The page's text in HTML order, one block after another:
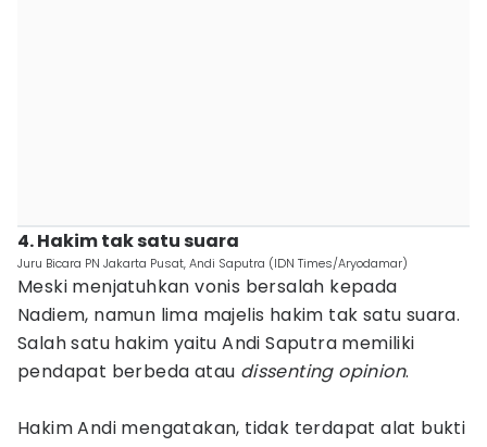
4. Hakim tak satu suara
Juru Bicara PN Jakarta Pusat, Andi Saputra (IDN Times/Aryodamar)
Meski menjatuhkan vonis bersalah kepada
Nadiem, namun lima majelis hakim tak satu suara.
Salah satu hakim yaitu Andi Saputra memiliki
pendapat berbeda atau dissenting opinion.
Hakim Andi mengatakan, tidak terdapat alat bukti